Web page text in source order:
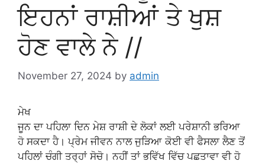
ਇਹਨਾਂ ਰਾਸ਼ੀਆਂ ਤੇ ਖੁਸ਼
ਹੋਣ ਵਾਲੇ ਨੇ //
November 27, 2024 by admin
ਮੇਖ
ਜੂਨ ਦਾ ਪਹਿਲਾ ਦਿਨ ਮੇਸ਼ ਰਾਸ਼ੀ ਦੇ ਲੋਕਾਂ ਲਈ ਪਰੇਸ਼ਾਨੀ ਭਰਿਆ
ਹੋ ਸਕਦਾ ਹੈ। ਪ੍ਰੇਮ ਜੀਵਨ ਨਾਲ ਜੁੜਿਆ ਕੋਈ ਵੀ ਫੈਸਲਾ ਲੈਣ ਤੋਂ
ਪਹਿਲਾਂ ਚੰਗੀ ਤਰ੍ਹਾਂ ਸੋਚੋ। ਨਹੀਂ ਤਾਂ ਭਵਿੱਖ ਵਿੱਚ ਪਛਤਾਵਾ ਵੀ ਹੋ